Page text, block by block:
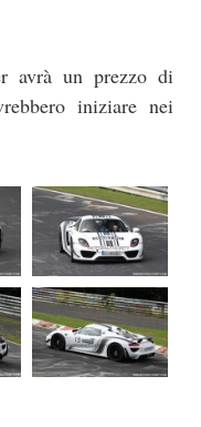
avrà un prezzo di
iniziare nei